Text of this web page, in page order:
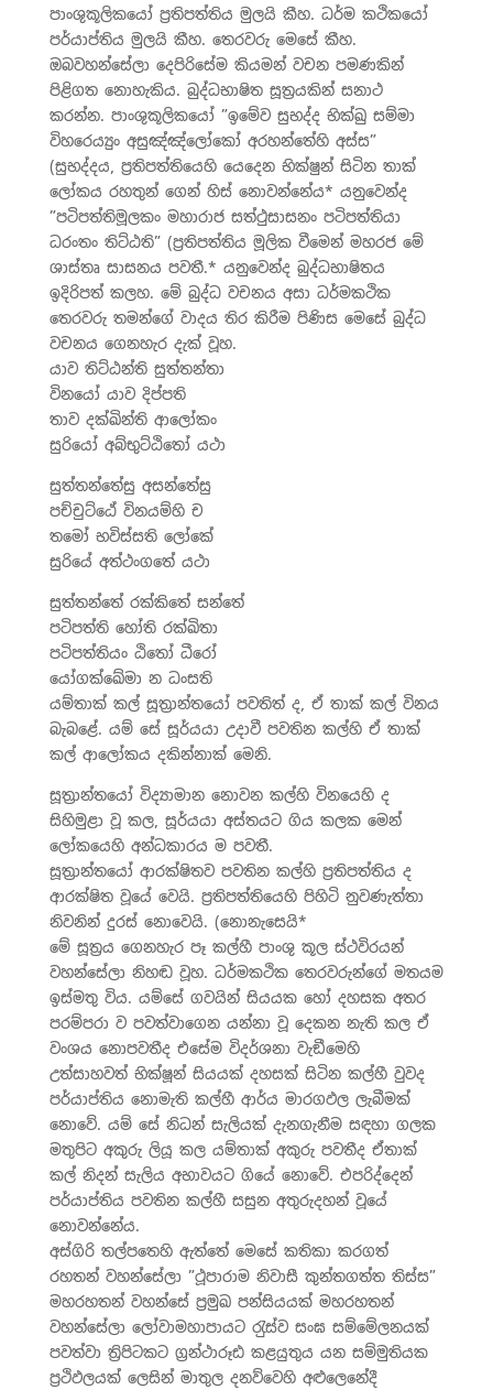
පාංශුකූලිකයෝ ප‍්‍රතිපත්තිය මුලයි කීහ. ධර්ම කථිකයෝ
පර්යාප්තිය මුලයි කීහ. තෙරවරු මෙසේ කීහ.
ඔබවහන්සේලා දෙපිරිසේම කියමන් වචන පමණකින්
පිළිගත නොහැකිය. බුද්ධභාෂිත සූත‍්‍රයකින් සනාථ
කරන්න. පාංශුකූලිකයෝ ”ඉමේව සුභද්ද භික්ඛු සම්මා
විහරෙය්‍යුං අසුඤ්ඤ්ලෝකෝ අරහන්තේහි අස්ස”
(සුභද්දය, ප‍්‍රතිපත්තියෙහි යෙදෙන භික්ෂුන් සිටින තාක්
ලෝකය රහතුන් ගෙන් හිස් නොවන්නේය* යනුවෙන්ද
”පටිපත්තිමූලකං මහාරාජ සත්ථුසාසනං පටිපත්තියා
ධරංතං තිට්ඨති” (ප‍්‍රතිපත්තිය මූලික වීමෙන් මහරජ මේ
ශාස්තෘ සාසනය පවතී.* යනුවෙන්ද බුද්ධභාෂිතය
ඉදිරිපත් කලහ. මේ බුද්ධ වචනය අසා ධර්මකථික
තෙරවරු තමන්ගේ වාදය තිර කිරීම පිණිස මෙසේ බුද්ධ
වචනය ගෙනහැර දැක් වූහ.
යාව තිට්ඨන්ති සුත්තන්තා
විනයෝ යාව දිප්පති
තාව දක්ඛින්ති ආලෝකං
සුරියෝ අබ්භුට්ඨිතෝ යථා
සුත්තන්තේසු අසන්තේසු
පච්චුට්ඨේ විනයම්හි ච
තමෝ භවිස්සති ලෝකේ
සුරියේ අත්ථංගතේ යථා
සුත්තන්තේ රක්කිතේ සන්තේ
පටිපත්ති හෝති රක්ඛිතා
පටිපත්තියං ඨිතෝ ධීරෝ
යෝගක්ඛේමා න ධංසති
යම්තාක් කල් සූත‍්‍රාන්තයෝ පවතිත් ද, ඒ තාක් කල් විනය
බැබළේ. යම් සේ සූර්යයා උදාවී පවතින කල්හි ඒ තාක්
කල් ආලෝකය දකින්නාක් මෙනි.
සූත‍්‍රාන්තයෝ විද්‍යාමාන නොවන කල්හි විනයෙහි ද
සිහිමුළා වූ කල, සූර්යයා අස්තයට ගිය කලක මෙන්
ලෝකයෙහි අන්ධකාරය ම පවතී.
සූත‍්‍රාන්තයෝ ආරක්ෂිතව පවතින කල්හි ප‍්‍රතිපත්තිය ද
ආරක්ෂිත වූයේ වෙයි. ප‍්‍රතිපත්තියෙහි පිහිටි නුවණැත්තා
නිවනින් දුරස් නොවෙයි. (නොනැසෙයි*
මේ සූත‍්‍රය ගෙනහැර පෑ කල්හී පාංශු කූල ස්ථවිරයන්
වහන්සේලා නිහඬ වූහ. ධර්මකථික තෙරවරුන්ගේ මතයම
ඉස්මතු විය. යම්සේ ගවයින් සියයක හෝ දහසක අතර
පරම්පරා ව පවත්වාගෙන යන්නා වූ දෙකන නැති කල ඒ
වංශය නොපවතීද එසේම විදර්ශනා වැඞීමෙහි
උත්සාහවත් භික්ෂූන් සියයක් දහසක් සිටින කල්හී වුවද
පර්යාප්තිය නොමැති කල්හී ආර්ය මාරගඵල ලැබීමක්
නොවේ. යම් සේ නිධන් සැලියක් දැනගැනීම සඳහා ගලක
මතුපිට අකුරු ලියූ කල යම්තාක් අකුරු පවතීද ඒතාක්
කල් නිදන් සැලිය අභාවයට ගියේ නොවේ. එපරිද්දෙන්
පර්යාප්තිය පවතින කල්හී සසුන අතුරුදහන් වූයේ
නොවන්නේය.
අස්ගිරි තල්පතෙහි ඇත්තේ මෙසේ කතිකා කරගත්
රහතන් වහන්සේලා ”ථූපාරාම නිවාසී කුන්තගත්ත තිස්ස”
මහරහතන් වහන්සේ ප‍්‍රමුඛ පන්සියයක් මහරහතන්
වහන්සේලා ලෝවාමහාපායට රැුස්ව සංඝ සම්මේලනයක්
පවත්වා ත‍්‍රිපිටකට ග‍්‍රන්ථාරූඪ කළයුතුය යන සම්මුතියක
ප‍්‍රථිඵලයක් ලෙසින් මාතුල දනව්වෙහි අළුලෙනේදී